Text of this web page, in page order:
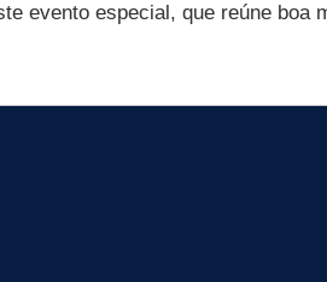
evento especial, que reúne boa